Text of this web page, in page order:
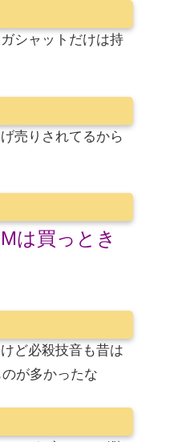
シャットだけは持
売りされてるから
は買っとき
ど必殺技音も昔は
が多かったな